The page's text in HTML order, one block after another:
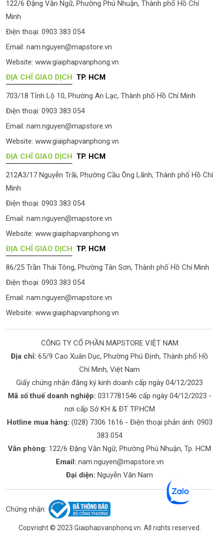
122/6 Đặng Văn Ngữ, Phường Phú Nhuận, Thành phố Hồ Chí
Minh
Điện thoại: 0903 383 054
Email: nam.nguyen@mapstore.vn
Website: www.giaiphapvanphong.vn
ĐỊA CHỈ GIAO DỊCH
TP. HCM
703/18 Tỉnh Lộ 10, Phường An Lạc, Thành phố Hồ Chí Minh
Điện thoại: 0903 383 054
Email: nam.nguyen@mapstore.vn
Website: www.giaiphapvanphong.vn
ĐỊA CHỈ GIAO DỊCH
TP. HCM
212A3/17 Nguyễn Trãi, Phường Cầu Ông Lãnh, Thành phố Hồ Chí
Minh
Điện thoại: 0903 383 054
Email: nam.nguyen@mapstore.vn
Website: www.giaiphapvanphong.vn
ĐỊA CHỈ GIAO DỊCH
TP. HCM
86/25 Trần Thái Tông, Phường Tân Sơn, Thành phố Hồ Chí Minh
Điện thoại: 0903 383 054
Email: nam.nguyen@mapstore.vn
Website: www.giaiphapvanphong.vn
CÔNG TY CỔ PHẦN MAPSTORE VIỆT NAM
Địa chỉ: 65/9 Cao Xuân Dục, Phường Phú Định, Thành phố Hồ
Chí Minh, Việt Nam
Giấy chứng nhận đăng ký kinh doanh cấp ngày 04/12/2023
Mã số thuế doanh nghiệp: 0317781546 cấp ngày 04/12/2023 -
nơi cấp Sở KH & ĐT TP.HCM
Hotline mua hàng: (028) 7306 1616 - Điện thoại phản ánh: 0903
383 054
Văn phòng: 122/6 Đặng Văn Ngữ, Phường Phú Nhuận, Tp. HCM
Email: nam.nguyen@mapstore.vn
Đại diện: Nguyễn Văn Nam
Chứng nhận:
Copyright © 2023 Giaiphapvanphong.vn. All rights reserved.